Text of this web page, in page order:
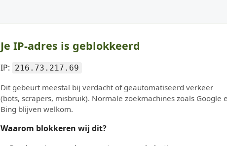
Je IP-adres is geblokkeerd
IP: 216.73.217.69
Dit gebeurt meestal bij verdacht of geautomatiseerd verkeer
(bots, scrapers, misbruik). Normale zoekmachines zoals Google
Bing blijven welkom.
Waarom blokkeren wij dit?